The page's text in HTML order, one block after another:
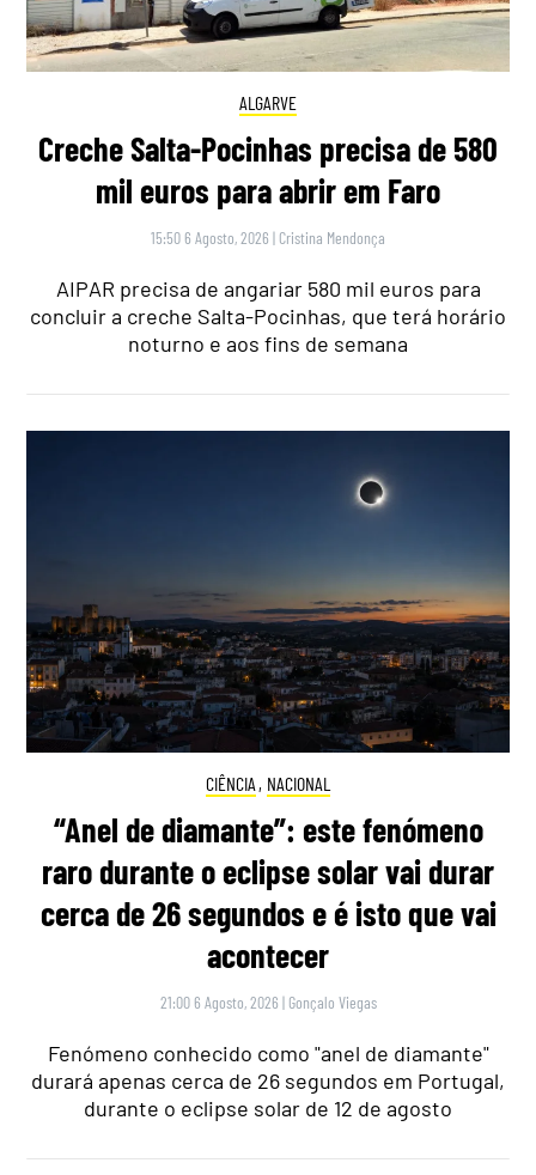
ALGARVE
Creche Salta-Pocinhas precisa de 580
mil euros para abrir em Faro
15:50 6 Agosto, 2026 | Cristina Mendonça
AIPAR precisa de angariar 580 mil euros para
concluir a creche Salta-Pocinhas, que terá horário
noturno e aos fins de semana
CIÊNCIA , NACIONAL
“Anel de diamante”: este fenómeno
raro durante o eclipse solar vai durar
cerca de 26 segundos e é isto que vai
acontecer
21:00 6 Agosto, 2026 | Gonçalo Viegas
Fenómeno conhecido como "anel de diamante"
durará apenas cerca de 26 segundos em Portugal,
durante o eclipse solar de 12 de agosto